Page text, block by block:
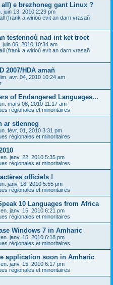
e brezhoneg gant Linux ?
juin 13, 2010 2:29 pm
(frank a wirioù evit an darn vrasañ
testennoù nad int ket troet
juin 06, 2010 10:34 am
(frank a wirioù evit an darn vrasañ
2007/HDA amañ
avr. 04, 2010 10:24 am
of Endangered Languages...
mars 08, 2010 11:17 am
régionales et minoritaires
ar stlenneg
févr. 01, 2010 3:31 pm
régionales et minoritaires
janv. 22, 2010 5:35 pm
régionales et minoritaires
officiels !
janv. 18, 2010 5:55 pm
régionales et minoritaires
10 Languages from Africa
janv. 15, 2010 6:21 pm
régionales et minoritaires
Windows 7 in Amharic
janv. 15, 2010 6:18 pm
régionales et minoritaires
application soon in Amharic
janv. 15, 2010 6:17 pm
régionales et minoritaires